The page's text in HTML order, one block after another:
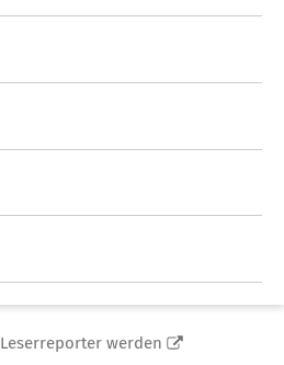
Leserreporter werden